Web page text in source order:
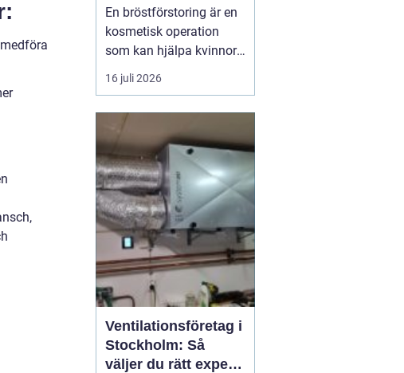
självförtroendet
En bröstförstoring är en
kosmetisk operation
som kan hjälpa kvinnor
att uppnå de bröst de
alltid har drömt om.
om att återställa
volymen efter graviditet
och amning, korrigera
oj&a...
16 juli 2026
Ventilationsföretag i
Stockholm: Så
väljer du rätt expert